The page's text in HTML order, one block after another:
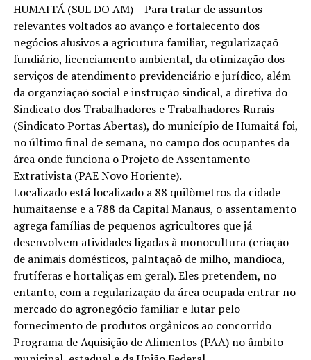
HUMAITÁ (SUL DO AM) – Para tratar de assuntos
relevantes voltados ao avanço e fortalecento dos
negócios alusivos a agricutura familiar, regularizaçaõ
fundiário, licenciamento ambiental, da otimização dos
serviços de atendimento previdenciário e jurídico, além
da organziaçaõ social e instrução sindical, a diretiva do
Sindicato dos Trabalhadores e Trabalhadores Rurais
(Sindicato Portas Abertas), do município de Humaitá foi,
no último final de semana, no campo dos ocupantes da
área onde funciona o Projeto de Assentamento
Extrativista (PAE Novo Horiente).
Localizado está localizado a 88 quilòmetros da cidade
humaitaense e a 788 da Capital Manaus, o assentamento
agrega famílias de pequenos agricultores que já
desenvolvem atividades ligadas à monocultura (criação
de animais domésticos, palntaçaõ de milho, mandioca,
frutíferas e hortaliças em geral). Eles pretendem, no
entanto, com a regularização da área ocupada entrar no
mercado do agronegócio familiar e lutar pelo
fornecimento de produtos orgânicos ao concorrido
Programa de Aquisição de Alimentos (PAA) no âmbito